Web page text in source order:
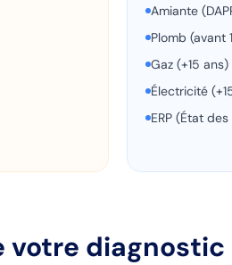
Amiante
Plomb (avant
Gaz (+15 ans)
Électricité
ERP (État
votre diagnostic